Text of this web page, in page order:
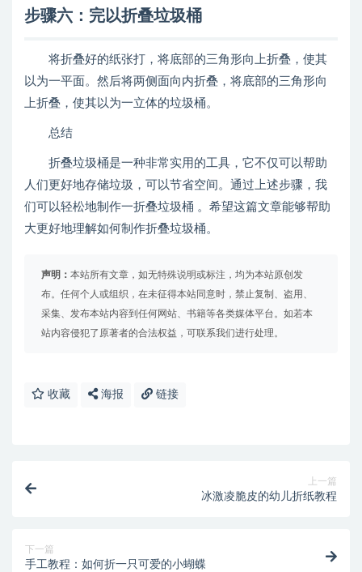
步骤六：完以折叠垃圾桶
将折叠好的纸张打，将底部的三角形向上折叠，使其
以为一平面。然后将两侧面向内折叠，将底部的三角形向
上折叠，使其以为一立体的垃圾桶。
总结
折叠垃圾桶是一种非常实用的工具，它不仅可以帮助
人们更好地存储垃圾，可以节省空间。通过上述步骤，我
们可以轻松地制作一折叠垃圾桶 。希望这篇文章能够帮助
大更好地理解如何制作折叠垃圾桶。
声明： 本站所有文章，如无特殊说明或标注，均为本站原创发
布。任何个人或组织，在未征得本站同意时，禁止复制、盗用、
采集、发布本站内容到任何网站、书籍等各类媒体平台。如若本
站内容侵犯了原著者的合法权益，可联系我们进行处理。
收藏 海报 链接
上一篇
冰激凌脆皮的幼儿折纸教程
下一篇
手工教程：如何折一只可爱的小蝴蝶